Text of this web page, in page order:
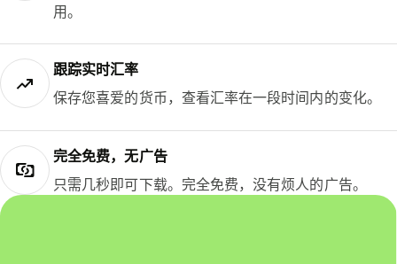
用。
跟踪实时汇率
保存您喜爱的货币，查看汇率在一段时间内的变化。
完全免费，无广告
只需几秒即可下载。完全免费，没有烦人的广告。